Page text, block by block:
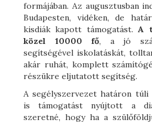
formájában. Az augusztusban
Budapesten, vidéken, de
kisdiák kapott támogatást.A
közel 10000 fő, a jó
segítségével iskolatáskát,
akár ruhát, komplett
részükre eljutatott segítség.
A segélyszervezet határon túli
is támogatást nyújtott a
szeretné, hogy ha a